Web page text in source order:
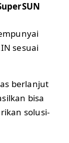
sesuai
berlanjut
bisa
solusi-